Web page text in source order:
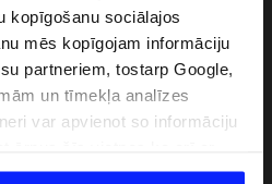
kopīgošanu sociālajos
mēs kopīgojam informāciju
partneriem, tostarp Google,
un tīmekļa analīzes
var apvienot so informāciju
viņu pakalpojumus. Ar